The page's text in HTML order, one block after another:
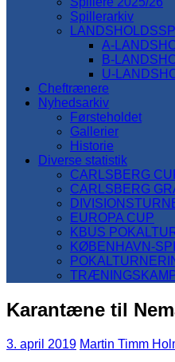
Spillerarkiv
A-
B-
U-
Cheftrænere
Nyhedsarkiv
Førsteholdet
Gallerier
Historie
Diverse statistik
CARLSBERG
CARLSBERG
EUROPA CUP
KBUS
KØBENHAVN-
Karantæne til
3. april 2019 Martin Timm